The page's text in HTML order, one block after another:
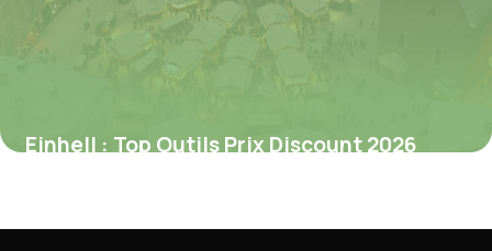
Einhell : Top Outils Prix Discount 2026